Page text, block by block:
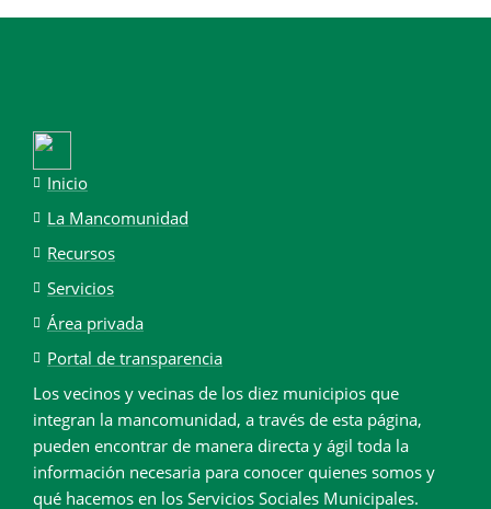
Inicio
La Mancomunidad
Recursos
Servicios
Área privada
Portal de transparencia
Los vecinos y vecinas de los diez municipios que
integran la mancomunidad, a través de esta página,
pueden encontrar de manera directa y ágil toda la
información necesaria para conocer quienes somos y
qué hacemos en los Servicios Sociales Municipales.